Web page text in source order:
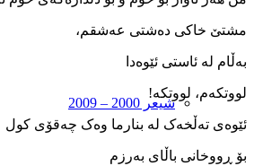
شیعر 2000 – 2009
مشتێ خاکی ده‌شتی عه‌شقم،
به‌ڵام له‌ ئاستی ئێوه‌دا
لووتکه‌م، لووتکه!
ئێوه‌ی ته‌ڵخه‌ک له ‌بنارما وه‌ک چه‌قۆی کول
بۆ ڕووخانی باڵای به‌رزم